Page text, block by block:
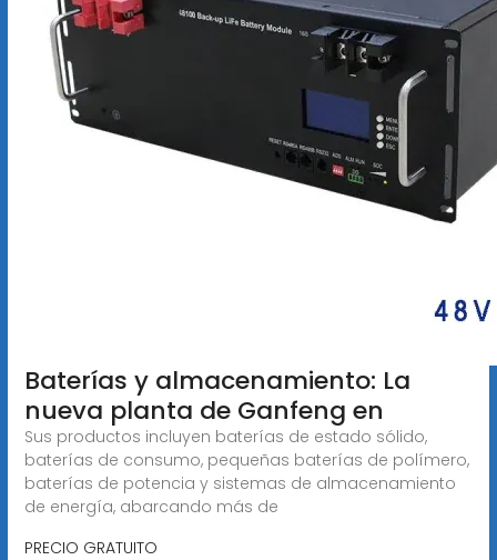
Baterías y almacenamiento: La
nueva planta de Ganfeng en
Sus productos incluyen baterías de estado sólido,
baterías de consumo, pequeñas baterías de polímero,
baterías de potencia y sistemas de almacenamiento
de energía, abarcando más de
PRECIO GRATUITO